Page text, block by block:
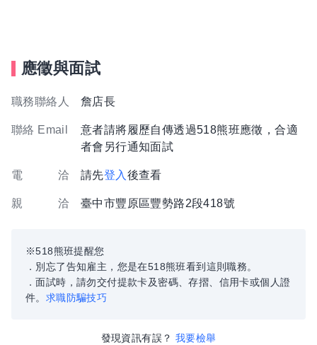
應徵與面試
職務聯絡人 詹店長
聯絡 Email
意者請將履歷自傳透過518熊班應徵，合適
者會另行通知面試
電 洽 請先登入 後查看
親 洽 臺中市豐原區豐勢路2段418號
※518熊班提醒您
．別忘了告知雇主，您是在518熊班看到這則職務。
．面試時，請勿交付提款卡及密碼、存摺、信用卡或個人證
件。 求職防騙技巧
發現資訊有誤？ 我要檢舉